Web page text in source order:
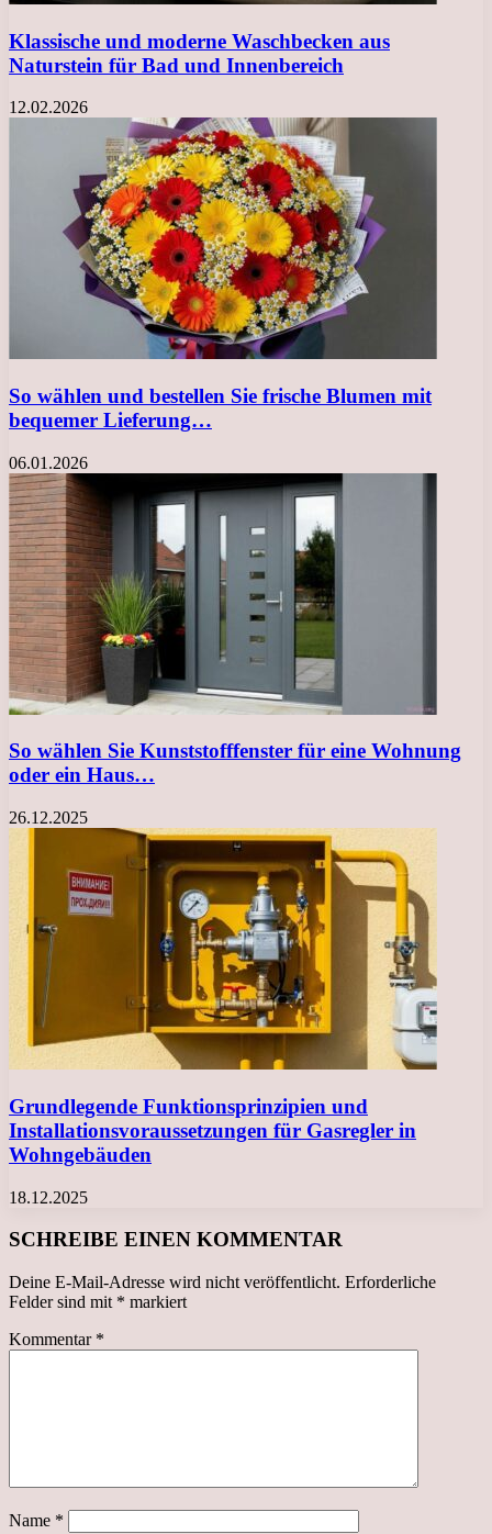
Klassische und moderne Waschbecken aus
Naturstein für Bad und Innenbereich
12.02.2026
So wählen und bestellen Sie frische Blumen mit
bequemer Lieferung…
06.01.2026
So wählen Sie Kunststofffenster für eine Wohnung
oder ein Haus…
26.12.2025
Grundlegende Funktionsprinzipien und
Installationsvoraussetzungen für Gasregler in
Wohngebäuden
18.12.2025
SCHREIBE EINEN KOMMENTAR
Deine E-Mail-Adresse wird nicht veröffentlicht. Erforderliche
Felder sind mit * markiert
Kommentar *
Name *